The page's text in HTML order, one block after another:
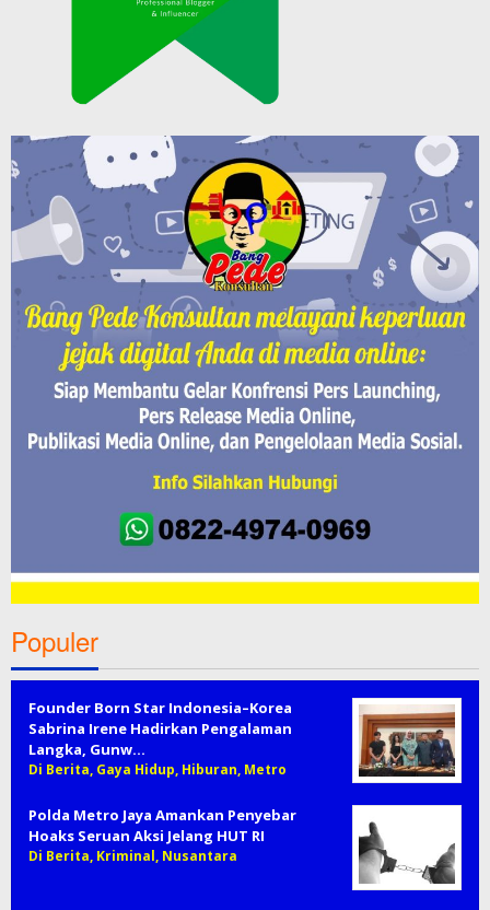
Populer
Founder Born Star Indonesia–Korea
Sabrina Irene Hadirkan Pengalaman
Langka, Gunw…
Di Berita, Gaya Hidup, Hiburan, Metro
Polda Metro Jaya Amankan Penyebar
Hoaks Seruan Aksi Jelang HUT RI
Di Berita, Kriminal, Nusantara